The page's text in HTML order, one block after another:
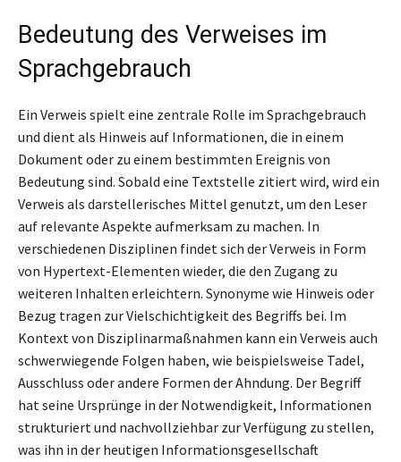
Bedeutung des Verweises im
Sprachgebrauch
Ein Verweis spielt eine zentrale Rolle im Sprachgebrauch
und dient als Hinweis auf Informationen, die in einem
Dokument oder zu einem bestimmten Ereignis von
Bedeutung sind. Sobald eine Textstelle zitiert wird, wird ein
Verweis als darstellerisches Mittel genutzt, um den Leser
auf relevante Aspekte aufmerksam zu machen. In
verschiedenen Disziplinen findet sich der Verweis in Form
von Hypertext-Elementen wieder, die den Zugang zu
weiteren Inhalten erleichtern. Synonyme wie Hinweis oder
Bezug tragen zur Vielschichtigkeit des Begriffs bei. Im
Kontext von Disziplinarmaßnahmen kann ein Verweis auch
schwerwiegende Folgen haben, wie beispielsweise Tadel,
Ausschluss oder andere Formen der Ahndung. Der Begriff
hat seine Ursprünge in der Notwendigkeit, Informationen
strukturiert und nachvollziehbar zur Verfügung zu stellen,
was ihn in der heutigen Informationsgesellschaft